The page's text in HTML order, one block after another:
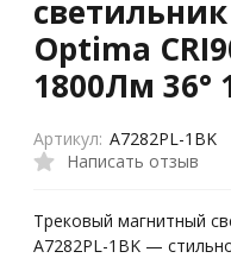
Optima
1800Лм 36°
Написать отзыв
Артикул: A7282PL-1BK
Трековый магнитный
A7282PL-1BK —